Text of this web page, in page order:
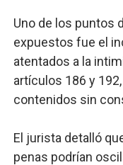
Uno de los puntos
expuestos fue el
atentados a la
artículos 186 y
contenidos sin
El jurista detalló
penas podrían